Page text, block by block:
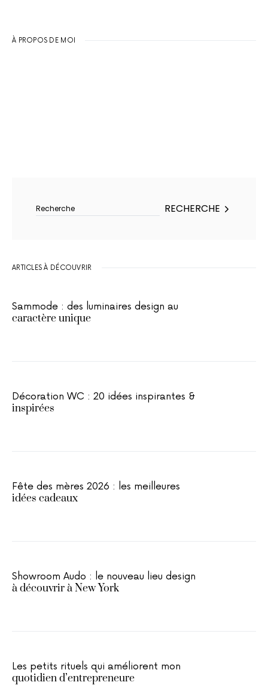
À PROPOS DE MOI
RECHERCHE
ARTICLES À DÉCOUVRIR
Sammode : des luminaires design au
caractère unique
Décoration WC : 20 idées inspirantes &
inspirées
Fête des mères 2026 : les meilleures
idées cadeaux
Showroom Audo : le nouveau lieu design
à découvrir à New York
Les petits rituels qui améliorent mon
quotidien d’entrepreneure